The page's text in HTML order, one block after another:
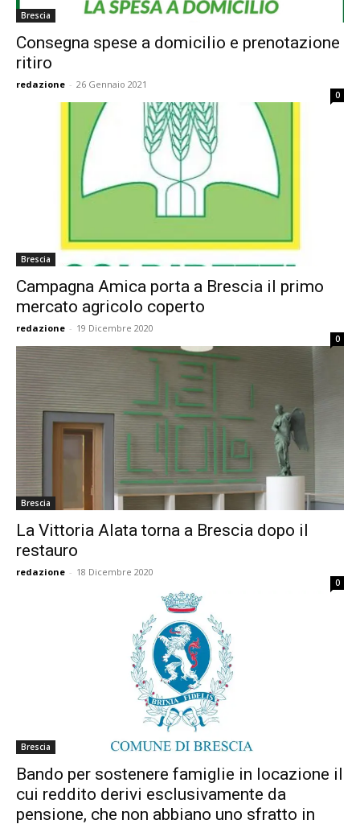
Brescia
Consegna spese a domicilio e prenotazione
ritiro
redazione - 26 Gennaio 2021
0
Brescia
Campagna Amica porta a Brescia il primo
mercato agricolo coperto
redazione - 19 Dicembre 2020
0
Brescia
La Vittoria Alata torna a Brescia dopo il
restauro
redazione - 18 Dicembre 2020
0
Brescia
Bando per sostenere famiglie in locazione il
cui reddito derivi esclusivamente da
pensione, che non abbiano uno sfratto in